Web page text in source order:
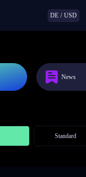
DE / USD
News
Standard